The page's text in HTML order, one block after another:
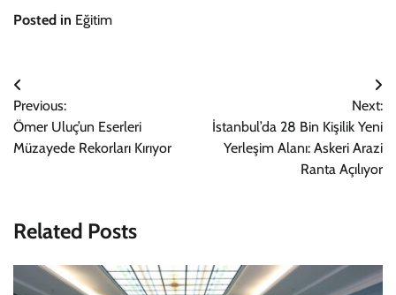
Posted in Eğitim
Yazı
gezinmesi
Previous:
Ömer Uluç’un Eserleri
Müzayede Rekorları Kırıyor
Next:
İstanbul’da 28 Bin Kişilik Yeni
Yerleşim Alanı: Askeri Arazi
Ranta Açılıyor
Related Posts